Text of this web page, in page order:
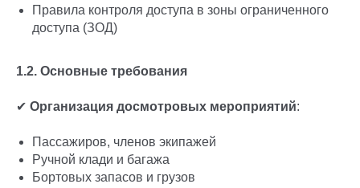
Правила контроля доступа в зоны ограниченного
доступа (ЗОД)
1.2. Основные требования
✔ Организация досмотровых мероприятий:
Пассажиров, членов экипажей
Ручной клади и багажа
Бортовых запасов и грузов